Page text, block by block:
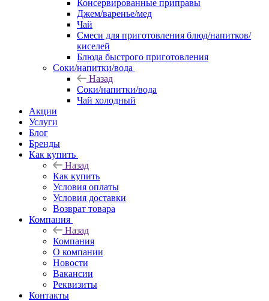
Консервированные приправы
Джем/варенье/мед
Чай
Смеси для приготовления блюд/напитков/
киселей
Блюда быстрого приготовления
Соки/напитки/вода
Назад
Соки/напитки/вода
Чай холодный
Акции
Услуги
Блог
Бренды
Как купить
Назад
Как купить
Условия оплаты
Условия доставки
Возврат товара
Компания
Назад
Компания
О компании
Новости
Вакансии
Реквизиты
Контакты